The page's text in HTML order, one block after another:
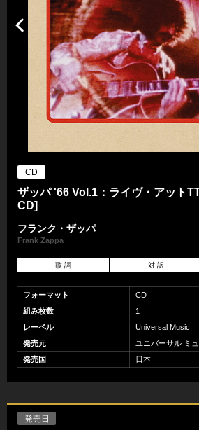
CD
ザッパ '66 Vol.1：ライヴ・アット
CD]
フランク・ザッパ
Frank Zappa
歌 詞 対 訳
フォーマット
CD
組み枚数
1
レーベル
Universal Music
発売元
ユニバーサル ミ
発売国
日本
発売日